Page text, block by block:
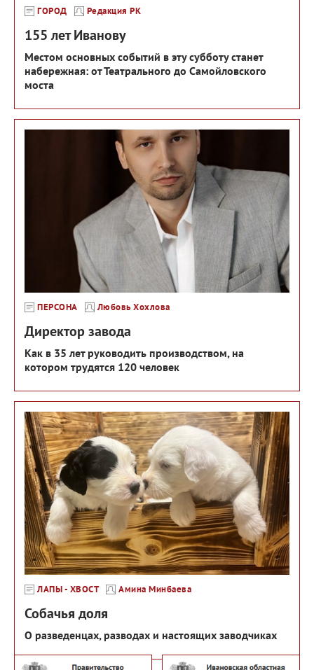
ГОРОД Редакция РК
155 лет Иванову
Местом основных событий в эту субботу станет
набережная: от Театрального до Самойловского
моста
ПЕРСОНА Любовь Хохлова
Директор завода
Как в 35 лет руководить производством, на
котором трудятся 120 человек
ЛАПЫ - ХВОСТ Амина Минбаева
Собачья доля
О разведенцах, разводах и настоящих заводчиках